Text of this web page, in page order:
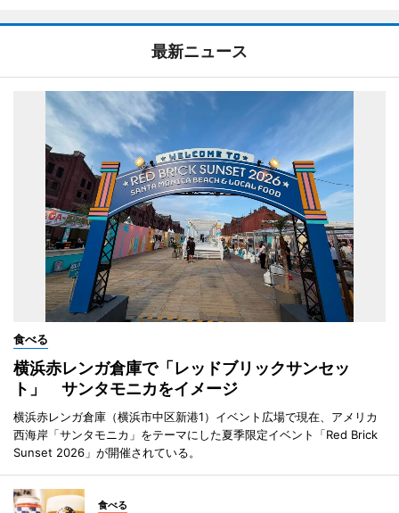
最新ニュース
食べる
横浜赤レンガ倉庫で「レッドブリックサンセッ
ト」 サンタモニカをイメージ
横浜赤レンガ倉庫（横浜市中区新港1）イベント広場で現在、アメリカ
西海岸「サンタモニカ」をテーマにした夏季限定イベント「Red Brick
Sunset 2026」が開催されている。
食べる